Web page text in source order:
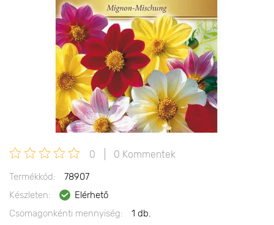
0 0 Kommentek
Termékkód:
78907
Készleten:
Elérhető
Csomagonkénti mennyiség:
1 db.